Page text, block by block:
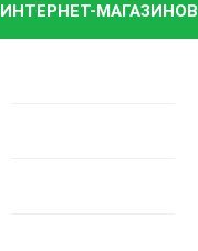
ИНТЕРНЕТ-МАГАЗИНОВ